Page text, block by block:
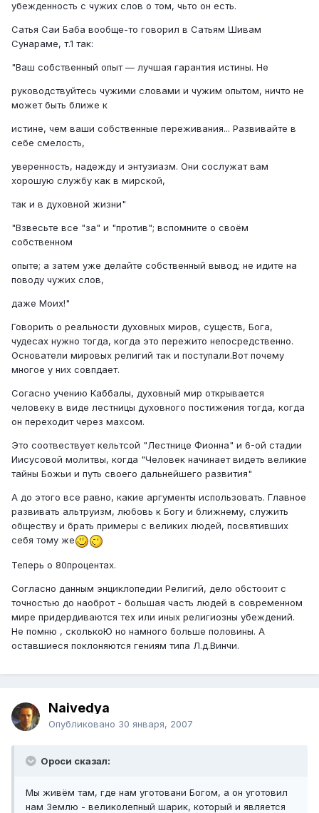
убежденность с чужих слов о том, чьто он есть.
Сатья Саи Баба вообще-то говорил в Сатьям Шивам
Сунараме, т.1 так:
"Ваш собственный опыт — лучшая гарантия истины. Не
руководствуйтесь чужими словами и чужим опытом, ничто не
может быть ближе к
истине, чем ваши собственные переживания... Развивайте в
себе смелость,
уверенность, надежду и энтузиазм. Они сослужат вам
хорошую службу как в мирской,
так и в духовной жизни"
"Взвесьте все "за" и "против"; вспомните о своём
собственном
опыте; а затем уже делайте собственный вывод; не идите на
поводу чужих слов,
даже Моих!"
Говорить о реальности духовных миров, существ, Бога,
чудесах нужно тогда, когда это пережито непосредственно.
Основатели мировых религий так и поступали.Вот почему
многое у них совпдает.
Согасно учению Каббалы, духовный мир открывается
человеку в виде лестницы духовного постижения тогда, когда
он переходит через махсом.
Это соотвествует кельтсой "Лестнице Фионна" и 6-ой стадии
Иисусовой молитвы, когда "Человек начинает видеть великие
тайны Божьи и путь своего дальнейшего развития"
А до этого все равно, какие аргументы использовать. Главное
развивать альтруизм, любовь к Богу и ближнему, служить
обществу и брать примеры с великих людей, посвятивших
себя тому же
Теперь о 80процентах.
Согласно данным энциклопедии Религий, дело обстооит с
точностью до наоброт - большая часть людей в современном
мире придердиваются тех или иных религиозны убеждений.
Не помню , сколькоЮ но намного больше половины. А
оставшиеся поклоняются гениям типа Л.д.Винчи.
Naivedya
Опубликовано 30 января, 2007
Ороси сказал:
Мы живём там, где нам уготовани Богом, а он уготовил
нам Землю - великолепный шарик, который и является